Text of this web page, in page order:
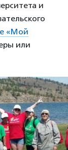
и
«Мой
или